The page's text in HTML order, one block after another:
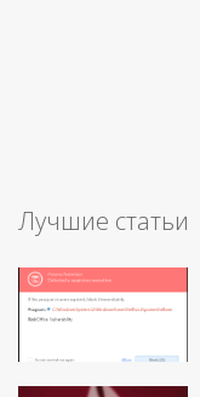
Лучшие статьи